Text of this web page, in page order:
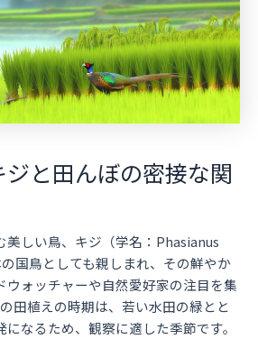
と田んぼの密接な関
美しい鳥、キジ（学名：Phasianus
国鳥としても親しまれ、その鮮やか
ウォッチャーや自然愛好家の注目を集
田植えの時期は、若い水田の緑とと
なるため、観察に適した季節です。